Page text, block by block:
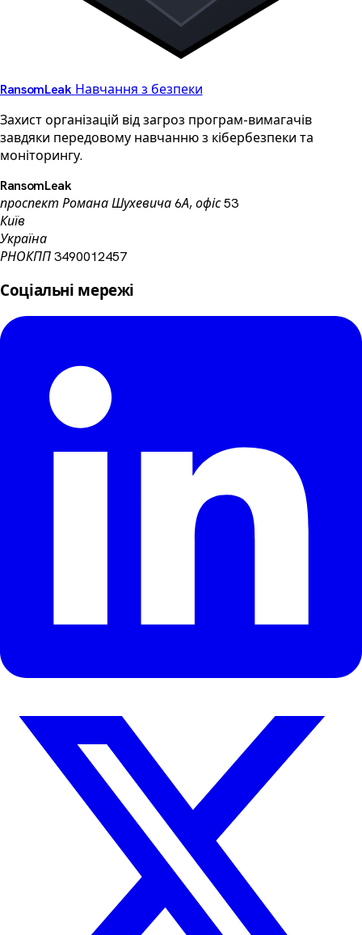
RansomLeak Навчання з безпеки
Захист організацій від загроз програм-вимагачів
завдяки передовому навчанню з кібербезпеки та
моніторингу.
RansomLeak
проспект Романа Шухевича 6А, офіс 53
Київ
Україна
РНОКПП 3490012457
Соціальні мережі